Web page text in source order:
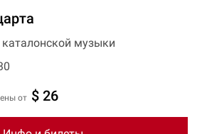
музыки
цены от $ 26